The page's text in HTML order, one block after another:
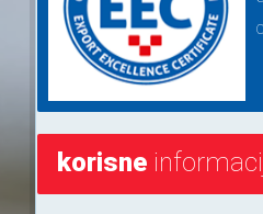
korisne